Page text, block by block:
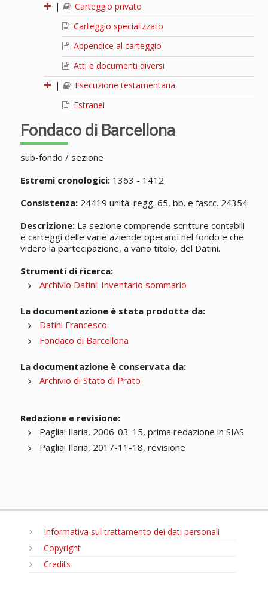
|
Carteggio privato
Carteggio specializzato
Appendice al carteggio
Atti e documenti diversi
|
Esecuzione testamentaria
Estranei
Fondaco di Barcellona
sub-fondo / sezione
Estremi cronologici:1363 - 1412
Consistenza:24419 unità: regg. 65, bb. e fascc. 24354
Descrizione:La sezione comprende scritture contabili
e carteggi delle varie aziende operanti nel fondo e che
videro la partecipazione, a vario titolo, del Datini.
Strumenti di ricerca:
Archivio Datini. Inventario sommario
La documentazione è stata prodotta da:
Datini Francesco
Fondaco di Barcellona
La documentazione è conservata da:
Archivio di Stato di Prato
Redazione e revisione:
Pagliai Ilaria, 2006-03-15, prima redazione in SIAS
Pagliai Ilaria, 2017-11-18, revisione
Informativa sul trattamento dei dati personali
Copyright
Credits